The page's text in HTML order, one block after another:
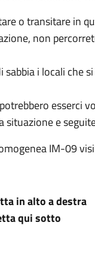
o transitare in
non
i locali che
esserci
e
IM-09
in alto a destra
qui sotto